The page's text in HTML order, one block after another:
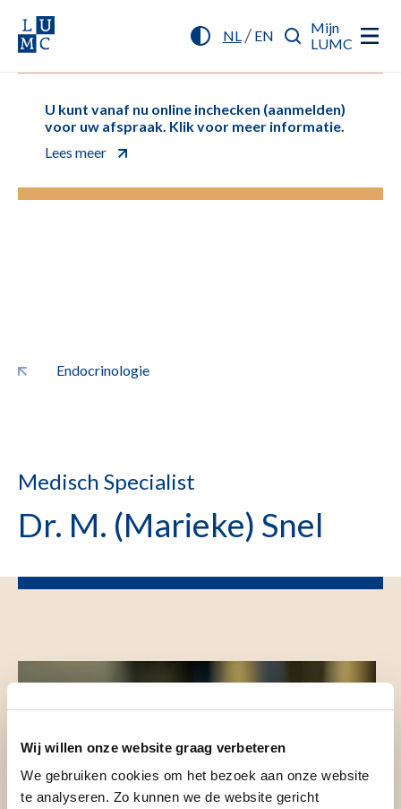
Wij willen onze website graag verbeteren
We gebruiken cookies om het bezoek aan onze website
te analyseren. Zo kunnen we de website gericht
NL/ EN
Mijn
LUMC
U kunt vanaf nu online inchecken (aanmelden)
voor uw afspraak. Klik voor meer informatie.
Lees meer
Endocrinologie
Medisch Specialist
Dr. M. (Marieke) Snel